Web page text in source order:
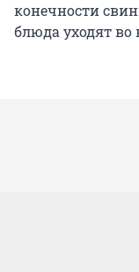
конечности
блюда уходят во